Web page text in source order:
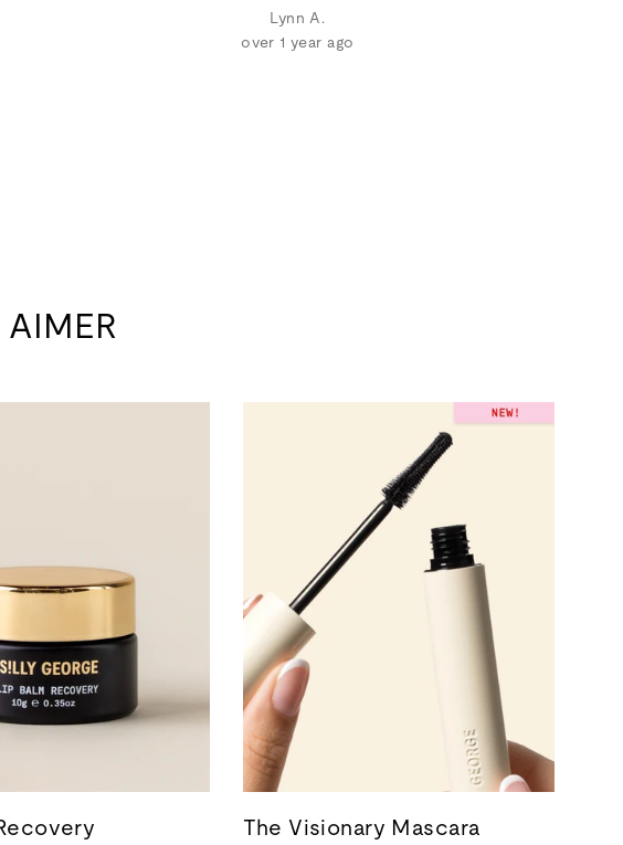
Lynn A.
over 1 year ago
The Visionary Mascara